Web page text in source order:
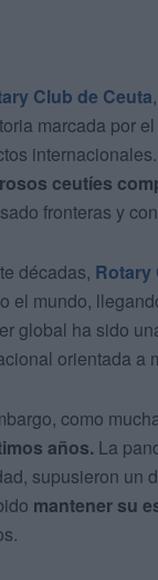
Club de Ceuta
marcada por
ceutíes
fronteras y
décadas, Rotary
el mundo,
global ha sido
orientada a
como
años. La
supusieron un
mantener su